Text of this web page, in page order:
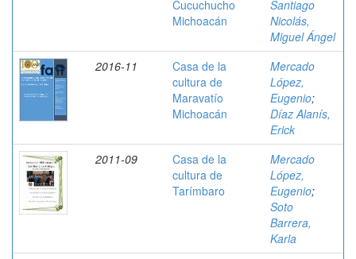
Cucuchucho
Michoacán
Santiago
Nicolás,
Miguel Ángel
2016-11
Casa de la
cultura de
Maravatío
Michoacán
Mercado
López,
Eugenio;
Díaz Alanís,
Erick
2011-09
Casa de la
cultura de
Tarímbaro
Mercado
López,
Eugenio;
Soto
Barrera,
Karla